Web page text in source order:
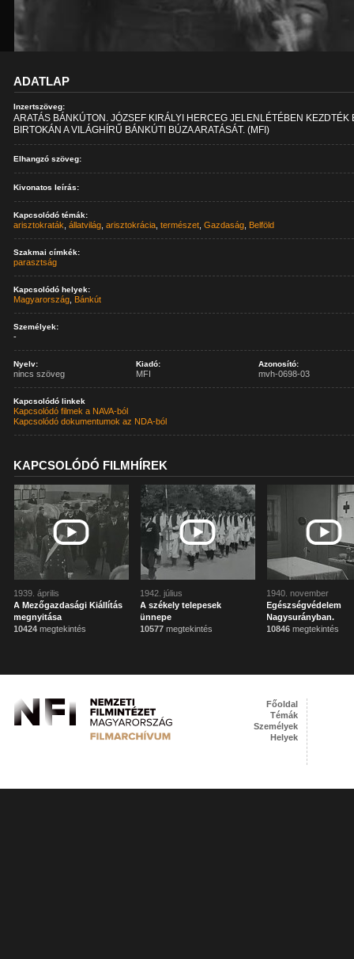
ADATLAP
Inzertszöveg:
ARATÁS BÁNKÚTON. JÓZSEF KIRÁLYI HERCEG JELENLÉTÉBEN KEZDTÉK
BIRTOKÁN A VILÁGHÍRŰ BÁNKÚTI BÚZA ARATÁSÁT. (MFI)
Elhangzó szöveg:
Kivonatos leírás:
Kapcsolódó témák:
arisztokraták ,állatvilág ,arisztokrácia ,természet ,Gazdaság Belföld
Szakmai címkék:
parasztság
Kapcsolódó helyek:
Magyarország Bánkút
Személyek:
-
Nyelv:
nincs szöveg
Kiadó:
MFI
Azonosító:
mvh-0698-03
Kapcsolódó linkek
Kapcsolódó filmek a NAVA-ból
Kapcsolódó dokumentumok az NDA-ból
KAPCSOLÓDÓ FILMHÍREK
1939. április
A Mezőgazdasági Kiállítás
megnyitása
10424 megtekintés
1942. július
A székely telepesek
ünnepe
10577 megtekintés
1940. november
Egészségvédelem
Nagysurányban.
10846 megtekintés
Főoldal
Témák
Személyek
Helyek